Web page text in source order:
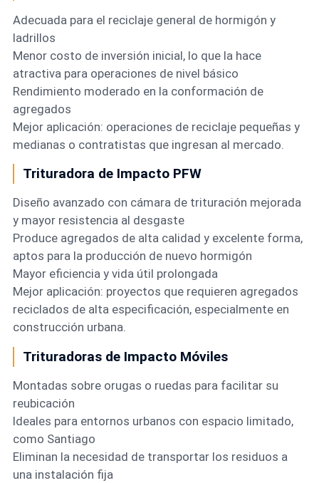
Adecuada para el reciclaje general de hormigón y
ladrillos
Menor costo de inversión inicial, lo que la hace
atractiva para operaciones de nivel básico
Rendimiento moderado en la conformación de
agregados
Mejor aplicación: operaciones de reciclaje pequeñas y
medianas o contratistas que ingresan al mercado.
Trituradora de Impacto PFW
Diseño avanzado con cámara de trituración mejorada
y mayor resistencia al desgaste
Produce agregados de alta calidad y excelente forma,
aptos para la producción de nuevo hormigón
Mayor eficiencia y vida útil prolongada
Mejor aplicación: proyectos que requieren agregados
reciclados de alta especificación, especialmente en
construcción urbana.
Trituradoras de Impacto Móviles
Montadas sobre orugas o ruedas para facilitar su
reubicación
Ideales para entornos urbanos con espacio limitado,
como Santiago
Eliminan la necesidad de transportar los residuos a
una instalación fija